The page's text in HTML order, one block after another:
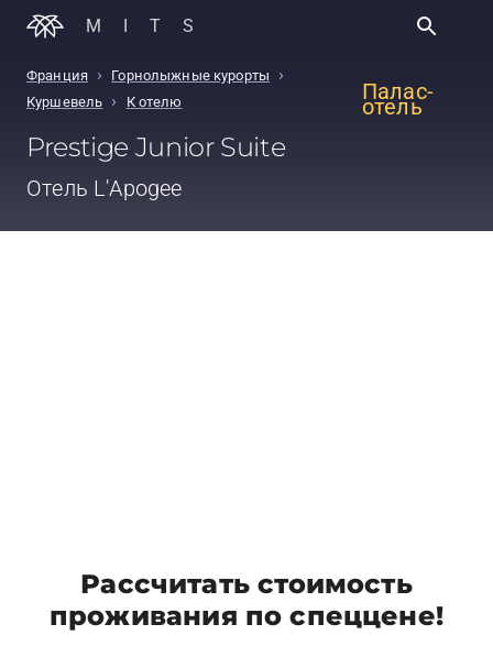
MITS
Палас-
отель
Франция › Горнолыжные курорты ›
Куршевель › К отелю
Prestige Junior Suite
Отель L'Apogee
Рассчитать стоимость
проживания по спеццене!